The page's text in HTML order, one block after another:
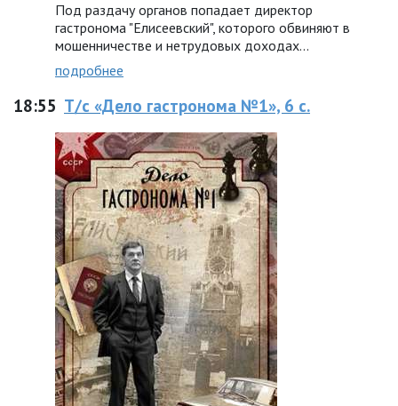
Под раздачу органов попадает директор
гастронома "Елисеевский", которого обвиняют в
мошенничестве и нетрудовых доходах...
подробнее
18:55 Т/с «Дело гастронома №1», 6 с.